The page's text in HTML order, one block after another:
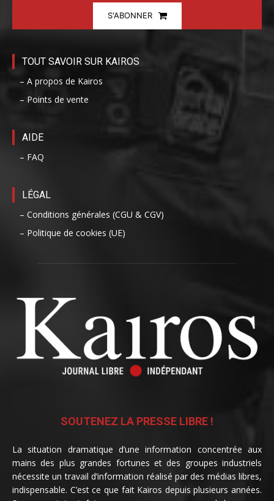
S'ABONNER
TOUT SAVOIR SUR KAIROS
– A propos de Kairos
– Points de vente
AIDE
– FAQ
LÉGAL
– Conditions générales (CGU & CGV)
– Politique de cookies (UE)
SOUTENEZ LA PRESSE LIBRE !
La situation dramatique d’une information concentrée aux
mains des plus grandes fortunes et des groupes industriels
nécessite un travail d’information réalisé par des médias libres,
indispensable. C’est ce que fait Kairos depuis plusieurs années.